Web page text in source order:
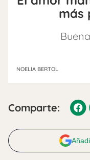
más
NOELIA BERTOL
Comparte: